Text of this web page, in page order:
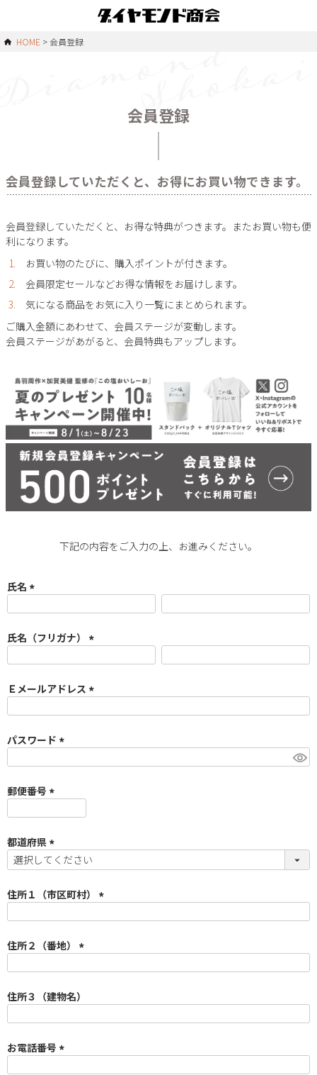
HOME 会員登録
会員登録
会員登録していただくと、お得にお買い物できます。
会員登録していただくと、お得な特典がつきます。またお買い物も便
利になります。
お買い物のたびに、購入ポイントが付きます。
会員限定セールなどお得な情報をお届けします。
気になる商品をお気に入り一覧にまとめられます。
ご購入金額にあわせて、会員ステージが変動します。
会員ステージがあがると、会員特典もアップします。
下記の内容をご入力の上、お進みください。
氏名
須
)
氏名（フリガナ）
須
)
Ｅメールアドレス
)
パスワード
)
郵便番号
須
)
都道府県
(
須
)
住所１（市区町村）
)
住所２（番地）
須
)
住所３（建物名）
お電話番号